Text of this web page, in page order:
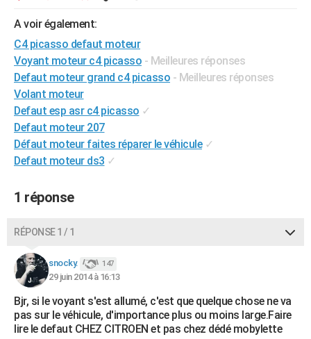
VOYAGE
Destinations
City break
Voyage nature
Voyage de noces
Forum
Climat
+PHOTO
GUIDES D'ACHAT
BONS PLANS
CARTE DE VOEUX
Carte de Noël
Carte Bonne année
Carte Saint-Valentin
Carte Pâques
Carte d'anniversaire
DICTIONNAIRE
FORUM
Bricolage
Lifestyle
Culture
Sport
Auto
Television
Voyage
Cinema
A voir également:
C4 picasso defaut moteur
Voyant moteur c4 picasso - Meilleures réponses
Defaut moteur grand c4 picasso - Meilleures réponses
Volant moteur
Defaut esp asr c4 picasso ✓
Defaut moteur 207
Défaut moteur faites réparer le véhicule ✓
Defaut moteur ds3 ✓
1 réponse
RÉPONSE 1 / 1
snocky. 147
29 juin 2014 à 16:13
Bjr, si le voyant s'est allumé, c'est que quelque chose ne va
pas sur le véhicule, d'importance plus ou moins large.Faire
lire le defaut CHEZ CITROEN et pas chez dédé mobylette